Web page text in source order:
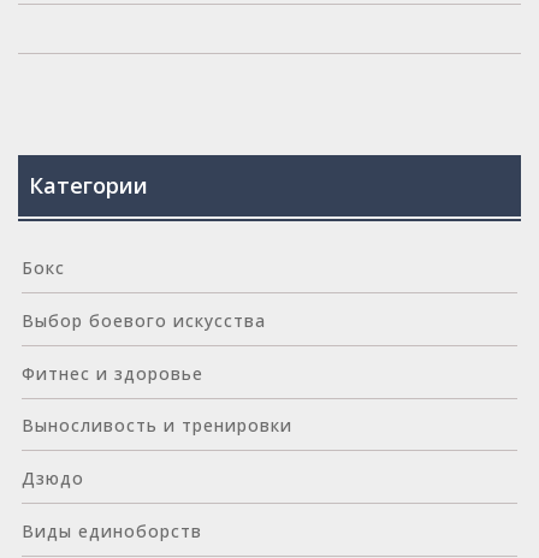
Категории
Бокс
Выбор боевого искусства
Фитнес и здоровье
Выносливость и тренировки
Дзюдо
Виды единоборств